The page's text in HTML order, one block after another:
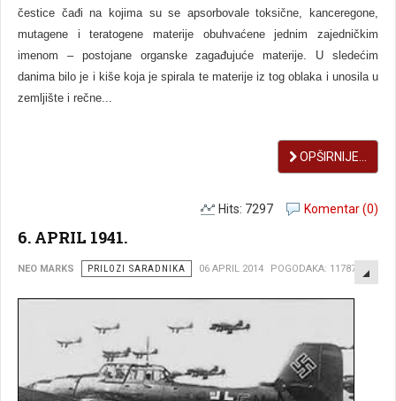
čestice čađi na kojima su se apsorbovale toksične, kanceregone,
mutagene i teratogene materije obuhvaćene jednim zajedničkim
imenom – postojane organske zagađujuće materije. U sledećim
danima bilo je i kiše koja je spirala te materije iz tog oblaka i unosila u
zemljište i rečne...
OPŠIRNIJE...
Komentar (0)
Hits: 7297
6. APRIL 1941.
NEO MARKS PRILOZI SARADNIKA 06 APRIL 2014 POGODAKA: 11787